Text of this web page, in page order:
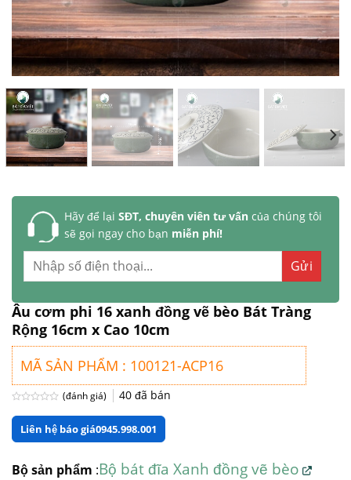
Hãy để lại SĐT, chuyên viên tư vấncủa chúng tôi
sẽ gọi ngay cho bạn miễn phí!
Âu cơm phi 16 xanh đồng vẽ bèo Bát Tràng
Rộng 16cm x Cao 10cm
MÃ SẢN PHẨM : 100121-ACP16
xếp
hạng
0
(đánh giá) 40đã bán
Liên hệ báo giá0945.998.001
Bộ sản phẩm :Bộ bát đĩa Xanh đồng vẽ bèo